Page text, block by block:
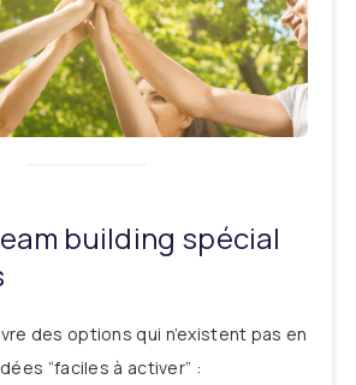
building spécial
des options qui n’existent pas en
“faciles à activer” :